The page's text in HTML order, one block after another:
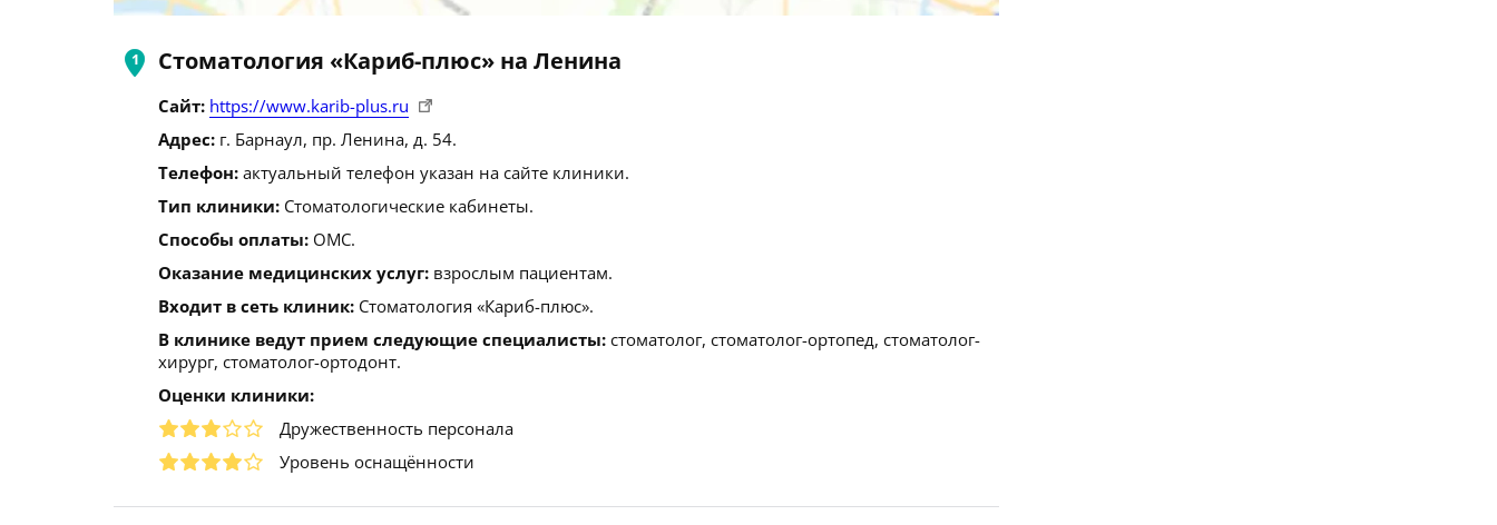
Стоматология «Кариб-плюс» на Ленина
Сайт: https://www.karib-plus.ru
Адрес: г. Барнаул, пр. Ленина, д. 54.
Телефон: актуальный телефон указан на сайте клиники.
Тип клиники: Стоматологические кабинеты.
Способы оплаты: ОМС.
Оказание медицинских услуг: взрослым пациентам.
Входит в сеть клиник: Стоматология «Кариб-плюс».
В клинике ведут прием следующие специалисты: стоматолог, стоматолог-ортопед, стоматолог-
хирург, стоматолог-ортодонт.
Оценки клиники:
Дружественность персонала
Уровень оснащённости